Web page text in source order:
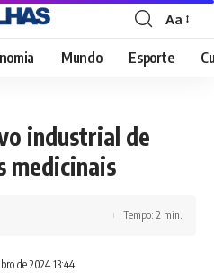
Font
Resizer
Aa
Mundo Esporte
industrial de
medicinais
de 2024 13:44
Tempo: 2 min.